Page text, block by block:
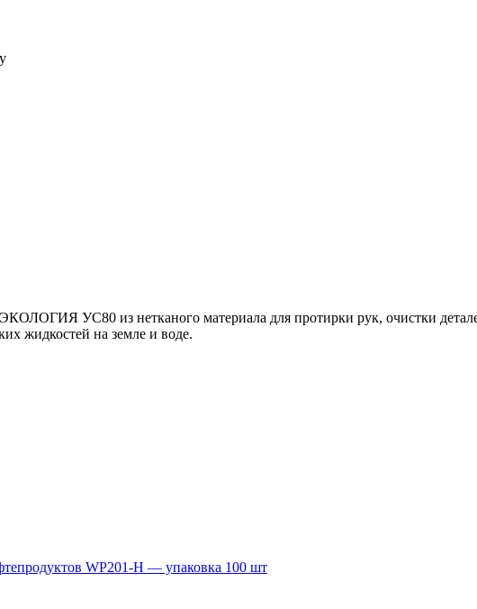
УС80 из нетканого материала для протирки рук, очистки
жидкостей на земле и воде.
WP201-H — упаковка 100 шт